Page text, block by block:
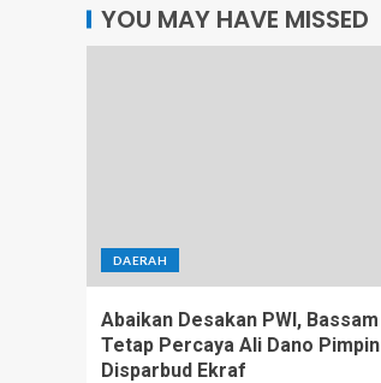
YOU MAY HAVE MISSED
DAERAH
Abaikan Desakan PWI, Bassam
Tetap Percaya Ali Dano Pimpin
Disparbud Ekraf